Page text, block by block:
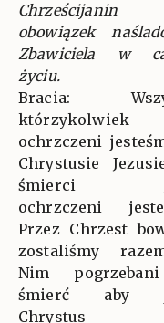
Chrześcijanin
obowiązek
Zbawiciela w
życiu.
Bracia:
którzykolwiek
ochrzczeni
Chrystusie
śmierci
ochrzczeni
Przez Chrzest
zostaliśmy
Nim
śmierć aby
Chrystus